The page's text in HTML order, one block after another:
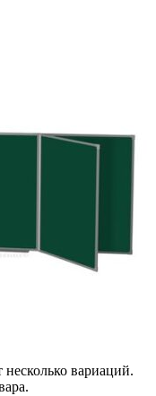
несколько вариаций.